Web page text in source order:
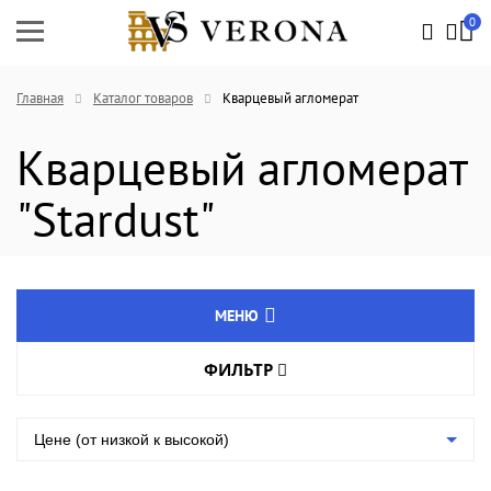
0
Главная Каталог товаров Кварцевый агломерат
Кварцевый агломерат
"Stardust"
МЕНЮ
ФИЛЬТР
Цене (от низкой к высокой)